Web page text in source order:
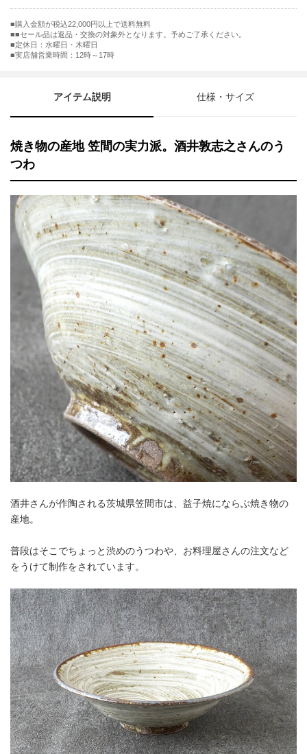
購入金額が税込22,000円以上で送料無料
■セール品は返品・交換の対象外となります。予めご了承ください。
■定休日：水曜日・木曜日
■実店舗営業時間：12時～17時
アイテム説明 仕様・サイズ
焼き物の産地 笠間の実力派。酒井敦志之さんのう
つわ
酒井さんが作陶される茨城県笠間市は、益子焼にならぶ焼き物の
産地。
普段はそこでちょっと渋めのうつわや、お料理屋さんの注文など
をうけて制作をされています。